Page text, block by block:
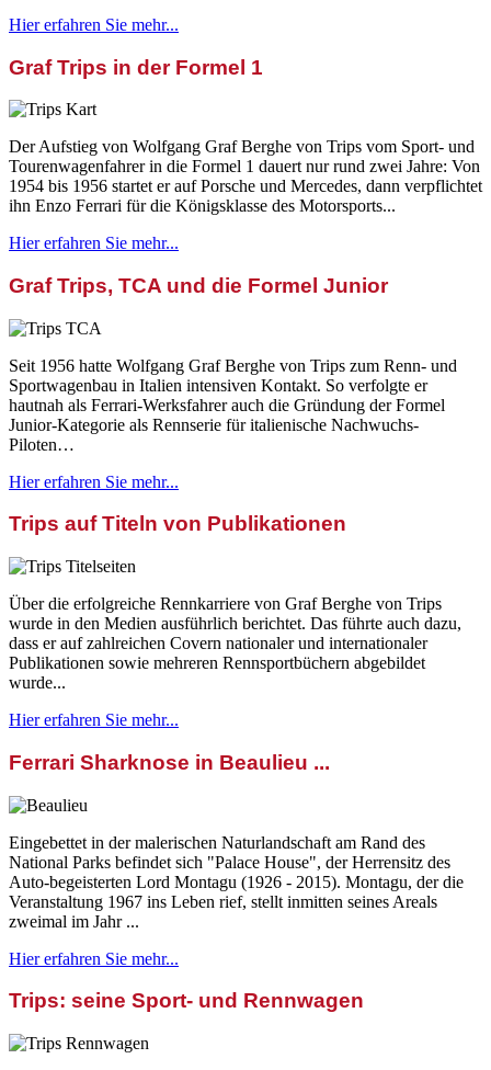
Hier erfahren Sie mehr...
Graf Trips in der Formel 1
Der Aufstieg von Wolfgang Graf Berghe von Trips vom Sport- und
Tourenwagenfahrer in die Formel 1 dauert nur rund zwei Jahre: Von
1954 bis 1956 startet er auf Porsche und Mercedes, dann verpflichtet
ihn Enzo Ferrari für die Königsklasse des Motorsports...
Hier erfahren Sie mehr...
Graf Trips, TCA und die Formel Junior
Seit 1956 hatte Wolfgang Graf Berghe von Trips zum Renn- und
Sportwagenbau in Italien intensiven Kontakt. So verfolgte er
hautnah als Ferrari-Werksfahrer auch die Gründung der Formel
Junior-Kategorie als Rennserie für italienische Nachwuchs-
Piloten…
Hier erfahren Sie mehr...
Trips auf Titeln von Publikationen
Über die erfolgreiche Rennkarriere von Graf Berghe von Trips
wurde in den Medien ausführlich berichtet. Das führte auch dazu,
dass er auf zahlreichen Covern nationaler und internationaler
Publikationen sowie mehreren Rennsportbüchern abgebildet
wurde...
Hier erfahren Sie mehr...
Ferrari Sharknose in Beaulieu ...
Eingebettet in der malerischen Naturlandschaft am Rand des
National Parks befindet sich "Palace House", der Herrensitz des
Auto-begeisterten Lord Montagu (1926 - 2015). Montagu, der die
Veranstaltung 1967 ins Leben rief, stellt inmitten seines Areals
zweimal im Jahr ...
Hier erfahren Sie mehr...
Trips: seine Sport- und Rennwagen